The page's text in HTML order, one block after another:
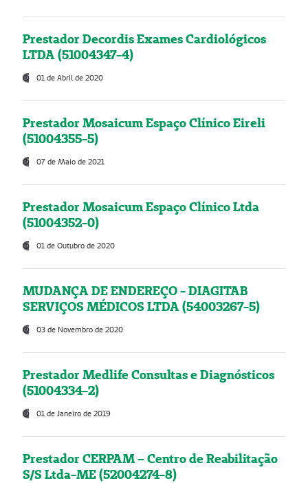
Prestador Decordis Exames Cardiológicos
LTDA (51004347-4)
01 de Abril de 2020
Prestador Mosaicum Espaço Clínico Eireli
(51004355-5)
07 de Maio de 2021
Prestador Mosaicum Espaço Clínico Ltda
(51004352-0)
01 de Outubro de 2020
MUDANÇA DE ENDEREÇO - DIAGITAB
SERVIÇOS MÉDICOS LTDA (54003267-5)
03 de Novembro de 2020
Prestador Medlife Consultas e Diagnósticos
(51004334-2)
01 de Janeiro de 2019
Prestador CERPAM – Centro de Reabilitação
S/S Ltda-ME (52004274-8)